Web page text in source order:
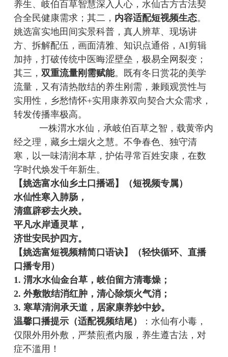
养生、岐伯百草智慧深入人心，水仙古方古法契
合全民健康需求；其二， 内容适配短视频生态。
姚选富实地田间实景科普，真人辨草、现场讲
方、拆解配伍，画面清雅、知识点通俗， AI剪辑
加持，打破传统中医晦涩壁垒，极易全网裂变；
其三， 双重流量刚需赋能。既有冬日赏花的美学
流量，又有清热散结的养生刚需，兼顾观赏性与
实用性，乡愁情怀+实用康养双向契合大众需求，
转发传播率极高。
一株渭水水仙，承岐伯百草之智，载黄帝内
经之理，藏乡土烟火之慧。不争春色、独守清
寒，以一味清润本草，护佑寻常百姓安康，在数
字时代焕发千年新生。
【姚选富水仙乡土口播谣】
（短视频专属）
水仙性寒入肺肠，
清瘟辟秽去火殃。
平凡水岸通灵草，
济世安民护四方。
【姚选富短视频精简口语诀】
（轻快循环、直播
口播专用）
1. 渭水水仙金台草，岐伯留方清毒燥；
2. 外敷散结消红肿，清心除烦火气消；
3. 寒草清润承天道，居家康养妙中妙。
温馨口播提示（适配视频结尾）
：水仙有小毒，
仅限外用外敷，严禁煎煮内服，养生遵古法，对
症不滥用！